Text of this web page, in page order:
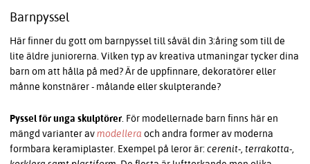
Barnpyssel
Här finner du gott om barnpyssel till såväl din 3:åring som till de
lite äldre juniorerna. Vilken typ av kreativa utmaningar tycker dina
barn om att hålla på med? Är de uppfinnare, dekoratörer eller
månne konstnärer - målande eller skulpterande?
Pyssel för unga skulptörer. För modellernade barn finns här en
mängd varianter avmodellera och andra former av moderna
formbara keramiplaster. Exempel på leror är: cerenit-, terrakotta-,